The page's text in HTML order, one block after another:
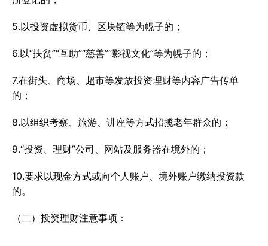
5.以投资虚拟货币、区块链等为幌子的；
6.以“扶贫”“互助”“慈善”“影视文化”等为幌子的；
7.在街头、商场、超市等发放投资理财等内容广告传单
的；
8.以组织考察、旅游、讲座等方式招揽老年群众的；
9.“投资、理财”公司、网站及服务器在境外的；
10.要求以现金方式或向个人账户、境外账户缴纳投资款
的。
（二）投资理财注意事项：